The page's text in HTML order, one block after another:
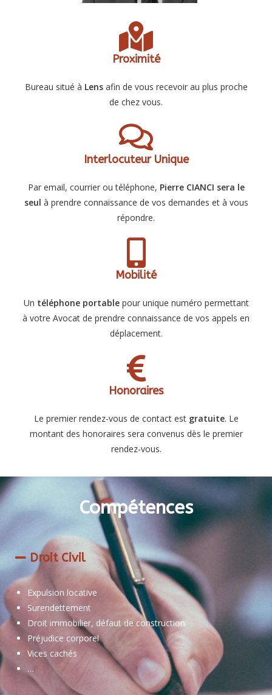
Proximité
Bureau situé à Lensafin de vous recevoir au plus proche
de chez vous.
Interlocuteur Unique
Par email, courrier ou téléphone, Pierre CIANCI sera le
seul à prendre connaissance de vos demandes et à vous
répondre.
Mobilité
Un téléphone portablepour unique numéro permettant
à votre Avocat de prendre connaissance de vos appels en
déplacement.
Honoraires
Le premier rendez-vous de contact est gratuite. Le
montant des honoraires sera convenus dès le premier
rendez-vous.
Compétences
Droit Civil
Expulsion locative
Surendettement
Droit immobilier, défaut de construction
Préjudice corporel
Vices cachés
…